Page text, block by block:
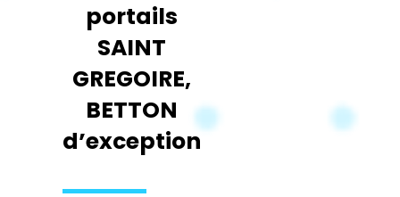
portails
SAINT
GREGOIRE,
BETTON
d’exception